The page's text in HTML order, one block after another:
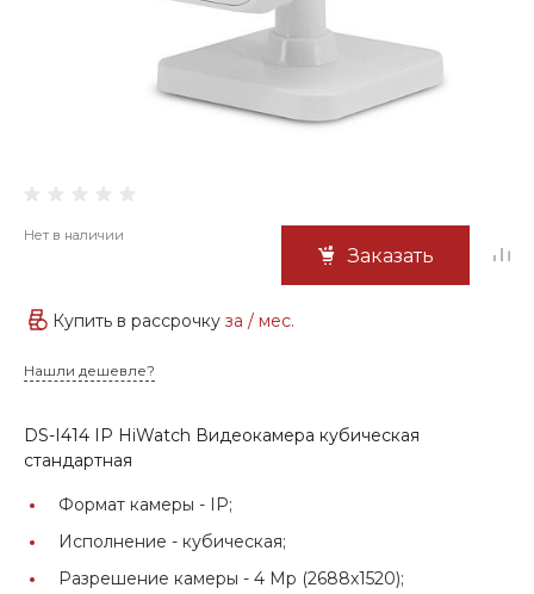
Нет в наличии
Заказать
Купить в рассрочку за / мес.
Нашли дешевле?
DS-I414 IP HiWatch Видеокамера кубическая
стандартная
Формат камеры - IP;
Исполнение - кубическая;
Разрешение камеры - 4 Мр (2688х1520);